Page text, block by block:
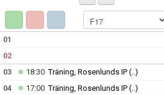
BILDGALLERI
DOKUMENT
KONTAKT
01
02
03 18:30Träning, Rosenlunds IP (..)
04
17:00Träning, Rosenlunds IP (..)